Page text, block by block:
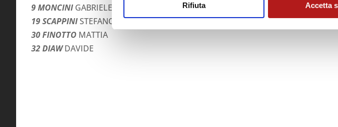
Rifiuta Accetta
9 MONCINI GABRIELE
19 SCAPPINISTEFANO
30 FINOTTO MATTIA
32 DIAW DAVIDE